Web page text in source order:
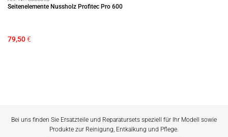
Seitenelemente Nussholz Profitec Pro 600
79,50€
Bei uns finden Sie Ersatzteile und Reparatursets speziell für Ihr Modell sowie
Produkte zur Reinigung, Entkalkung und Pflege.